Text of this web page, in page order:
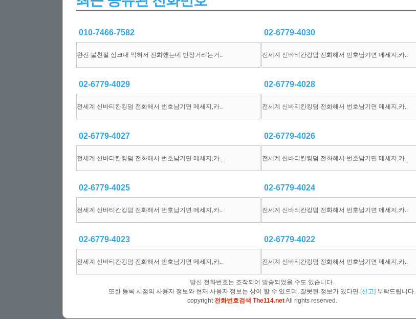
010-7466-7582
완전 불친절 싱크대 막혀서 전화했는데 빈정거리는거..
02-6779-4030
전세계 신바티칸킹덤 전화해서 번호남기면 메세지,카..
02-6779-4029
전세계 신바티칸킹덤 전화해서 번호남기면 메세지,카..
02-6779-4028
전세계 신바티칸킹덤 전화해서 번호남기면 메세지,카..
02-6779-4027
전세계 신바티칸킹덤 전화해서 번호남기면 메세지,카..
02-6779-4026
전세계 신바티칸킹덤 전화해서 번호남기면 메세지,카..
02-6779-4025
전세계 신바티칸킹덤 전화해서 번호남기면 메세지,카..
02-6779-4024
전세계 신바티칸킹덤 전화해서 번호남기면 메세지,카..
02-6779-4023
전세계 신바티칸킹덤 전화해서 번호남기면 메세지,카..
02-6779-4022
전세계 신바티칸킹덤 전화해서 번호남기면 메세지,카..
발신 전화번호는 조작되어 발송되었을 수도 있습니다.
또한 등록 시점의 사용자 정보와 현재 사용자 정보는 상이 할 수 있으며, 잘못된 정보가 있다면 [신고] 부탁드립니다.
copyright 전화번호검색 The114.netAll rights reserved.